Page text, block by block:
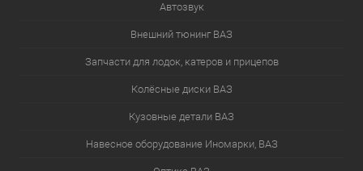
Автозвук
Внешний тюнинг ВАЗ
Запчасти для лодок, катеров и прицепов
Колёсные диски ВАЗ
Кузовные детали ВАЗ
Навесное оборудование Иномарки, ВАЗ